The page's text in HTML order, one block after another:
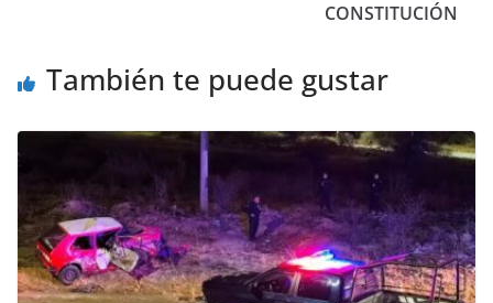
CONSTITUCIÓN
También te puede gustar